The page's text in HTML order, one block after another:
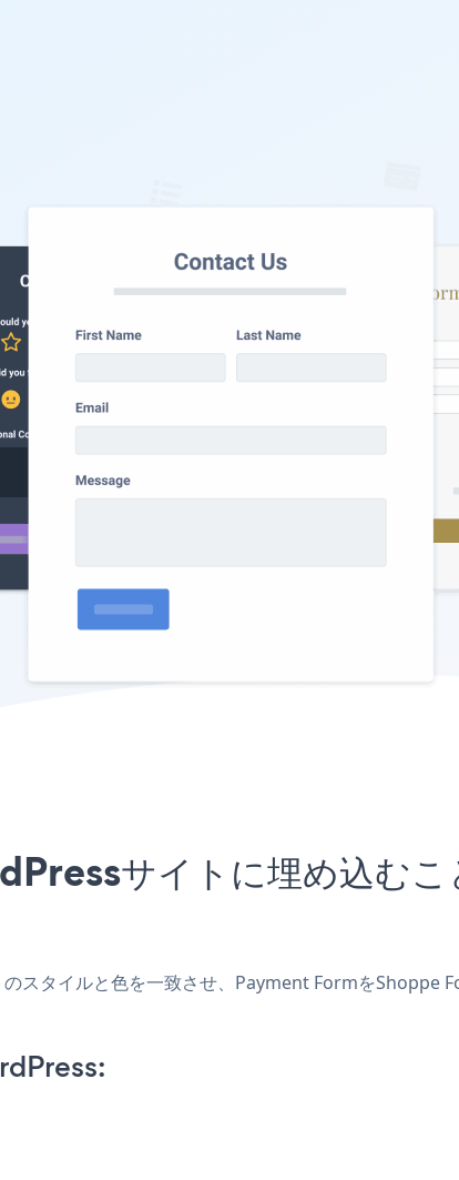
サイトに埋め込むこ
スタイルと色を一致させ、Payment FormをShoppe